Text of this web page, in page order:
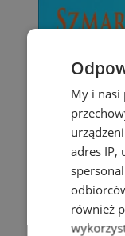
My i nasi
adres IP,
również